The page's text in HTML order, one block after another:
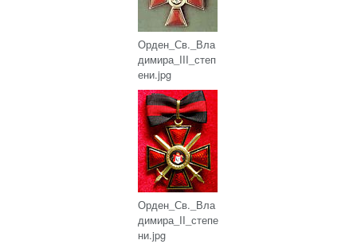
Орден_Св._Вла
димира_III_степ
ени.jpg
Орден_Св._Вла
димира_II_степе
ни.jpg